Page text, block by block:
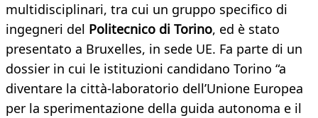
multidisciplinari, tra cui un gruppo specifico di
ingegneri del Politecnico di Torino, ed è stato
presentato a Bruxelles, in sede UE. Fa parte di un
dossier in cui le istituzioni candidano Torino “a
diventare la città‐laboratorio dell’Unione Europea
per la sperimentazione della guida autonoma e il